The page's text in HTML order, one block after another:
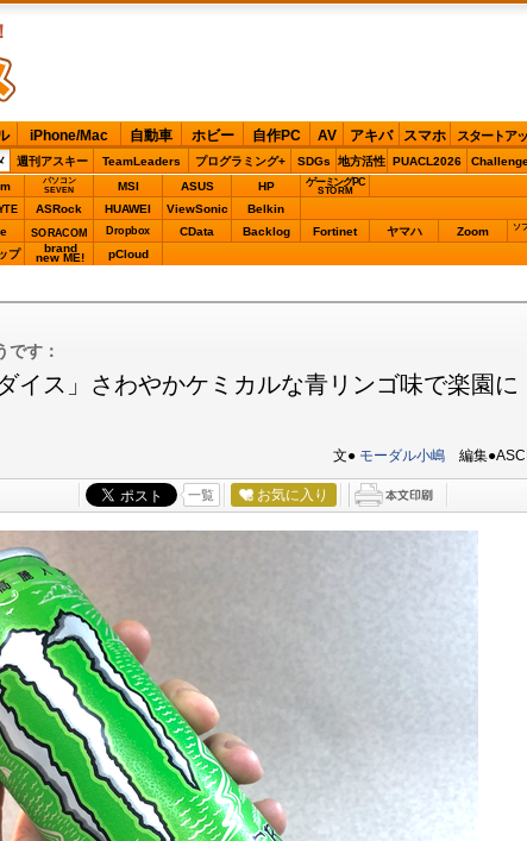
iPhone/Mac 自動車 ホビー 自作PC AV アキバ スマホ スタートア
週刊アスキー TeamLeaders プログラミング+ SDGs 地方活性 PUACL2026
パソコン
SEVEN
MSI ASUS HP ゲーミングPC
STORM
ASRock HUAWEI ViewSonic Belkin
SORACOM Dropbox CData Backlog Fortinet ヤマハ Zoom
ソ
プ brand
new ME! pCloud
です：
イス」さわやかケミカルな青リンゴ味で楽園に
文● モーダル小嶋 編集●ASCII
一覧 お気に入り